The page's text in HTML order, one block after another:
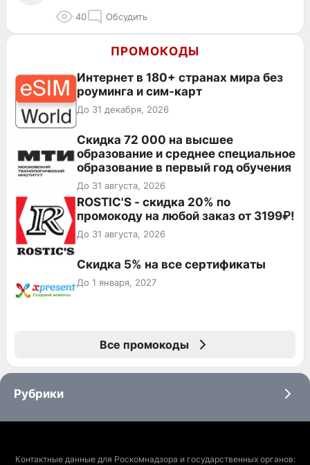
40 Обсудить
ПРОМОКОДЫ
Интернет в 180+ странах мира без
роуминга и сим-карт
До 31 декабря, 2026
Скидка 72 000 на высшее
образование и среднее специальное
образование в первый год обучения
До 31 августа, 2026
ROSTIC'S - скидка 20% по
промокоду на любой заказ от 3199₽!
До 31 августа, 2026
Скидка 5% на все сертификаты
До 1 января, 2027
Все промокоды
Рубрики
Контактные данные для Роскомнадзора и государственных органов: